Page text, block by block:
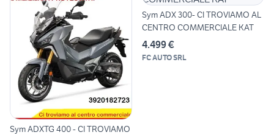
Sym ADXTG 400 - CI TROVIAMO
Sym ADX 300- CI TROVIAMO AL
CENTRO COMMERCIALE KAT
4.499 €
FC AUTO SRL